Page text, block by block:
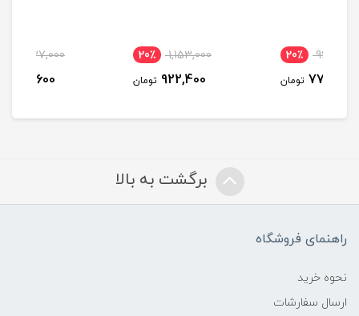
20٪
تومان
20٪
تومان
برگشت به بالا
راهنمای فروشگاه
نحوه خرید
ارسال سفارشات